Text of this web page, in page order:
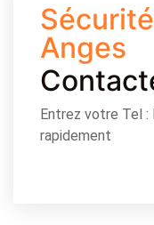
Anges
Entrez votre Tel
rapidement